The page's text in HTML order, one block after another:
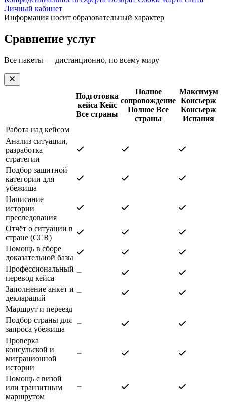
Личный кабинет
Информация носит образовательный характер
Сравнение услуг
Все пакеты — дистанционно, по всему миру
Подготовка
кейса Кейс
Все страны
Полное
сопровождение
Полное Все
страны
Максимум
Консьерж
Консьерж
Испания
Работа над кейсом
Анализ ситуации,
разработка
стратегии
Подбор защитной
категории для
убежища
Написание
истории
преследования
Отчёт о ситуации в
стране (CCR)
Помощь в сборе
доказательной базы
Профессиональный
перевод кейса
Заполнение анкет и
деклараций
Маршрут и переезд
Подбор страны для
запроса убежища
Проверка
консульской и
миграционной
истории
Помощь с визой
или транзитным
маршрутом